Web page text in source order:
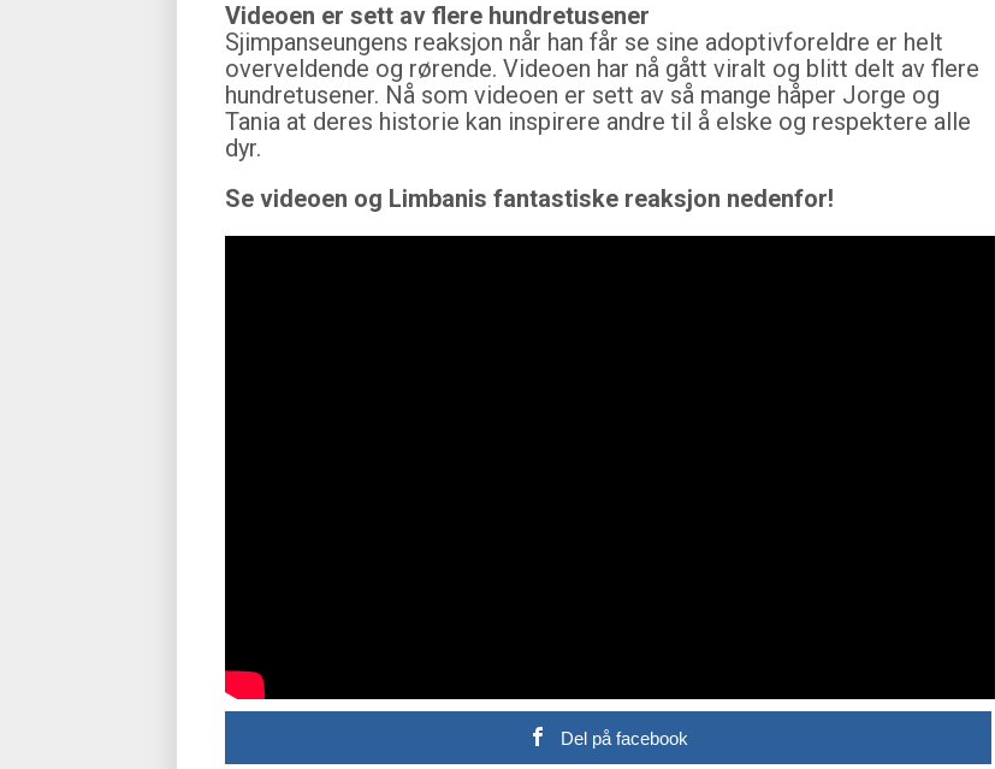
Videoen er sett av flere hundretusener
Sjimpanseungens reaksjon når han får se sine adoptivforeldre er helt
overveldende og rørende. Videoen har nå gått viralt og blitt delt av flere
hundretusener. Nå som videoen er sett av så mange håper Jorge og
Tania at deres historie kan inspirere andre til å elske og respektere alle
dyr.
Se videoen og Limbanis fantastiske reaksjon nedenfor!
Del på facebook